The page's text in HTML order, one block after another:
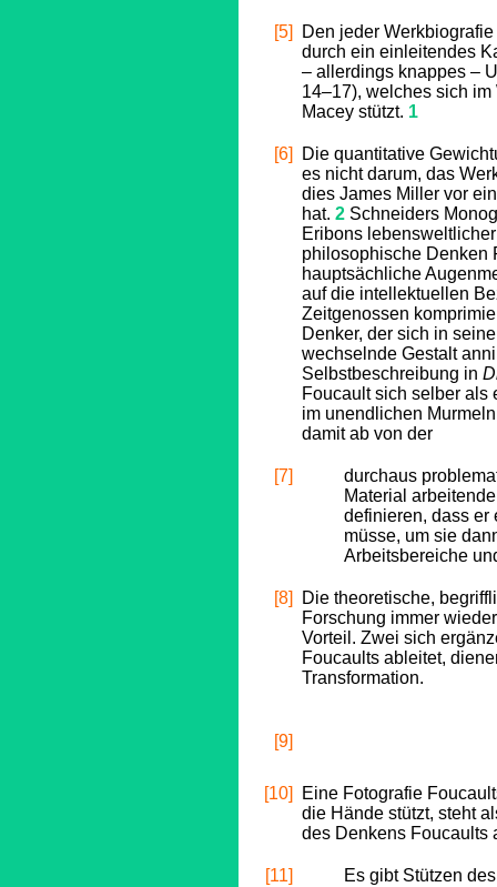
[5]
Den jeder
durch ein einleitendes
– allerdings knappes –
14–17), welches sich
Macey stützt. 1
[6]
Die quantitative
es nicht darum, das
dies James Miller vor
hat. 2 Schneiders
Eribons
philosophische Denken
hauptsächliche
auf die intellektuellen
Zeitgenossen
Denker, der sich in
wechselnde Gestalt
Selbstbeschreibung in
Foucault sich selber als
im unendlichen
damit ab von der
[7]
durchaus
Material
definieren, dass er
müsse, um sie
Arbeitsbereiche
[8]
Die theoretische,
Forschung immer
Vorteil. Zwei sich
Foucaults ableitet,
Transformation.
[9]
[10]
Eine Fotografie
die Hände stützt, steht
des Denkens Foucaults
[11]
Es gibt Stützen